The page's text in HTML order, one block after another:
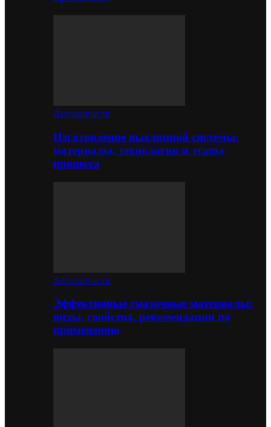
Автозапчасти
Изготовление выхлопной системы:
материалы, технологии и этапы
процесса
Автозапчасти
Эффективные смазочные материалы:
виды, свойства, рекомендации по
применению